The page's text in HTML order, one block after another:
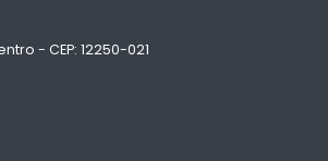
- CEP: 12250-021